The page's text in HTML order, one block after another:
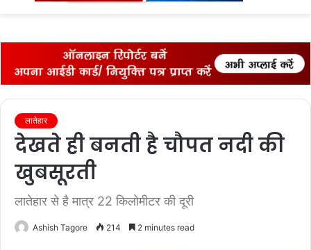
लातेहार
देखते ही बनती है चौपत नदी की
खुबसूरती
लातेहार से है मात्र 22 किलोमीटर की दूरी
Ashish Tagore 214 2 minutes read